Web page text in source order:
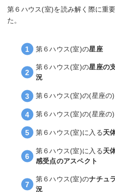
第６ハウス(室)を読み解く際に重
た。
第６ハウス(室)の星座
第６ハウス(室)の星座の
況
第６ハウス(室)の(星座の)
第６ハウス(室)の(星座の)
第６ハウス(室)に入る天
第６ハウス(室)に入る天
感受点のアスペクト
第６ハウス(室)のナチュ
況